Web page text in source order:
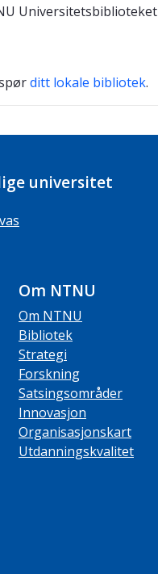
Universitetsbiblioteket
ditt lokale bibliotek.
universitet
Om NTNU
Om NTNU
Bibliotek
Strategi
Forskning
Satsingsområder
Innovasjon
Organisasjonskart
Utdanningskvalitet